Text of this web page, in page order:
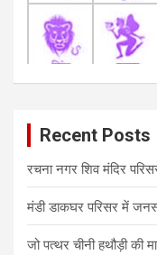
Recent Posts
रचना नगर शिव मंदिर
मंडी डाकघर परिसर में
जो पत्थर चीनी हथौड़ी की